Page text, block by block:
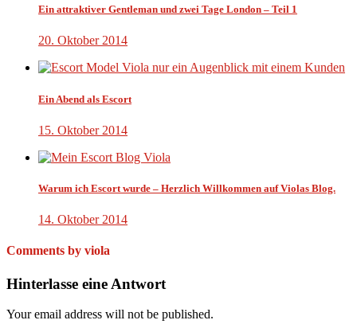
Ein attraktiver Gentleman und zwei Tage London – Teil 1
20. Oktober 2014
Ein Abend als Escort
15. Oktober 2014
Warum ich Escort wurde – Herzlich Willkommen auf Violas Blog.
14. Oktober 2014
Comments by viola
Hinterlasse eine Antwort
Your email address will not be published.